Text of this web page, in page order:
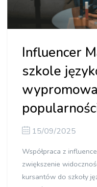
Influencer
szkole
15/09/2025
Współpraca z
zwiększenie
kursantów do szkoły